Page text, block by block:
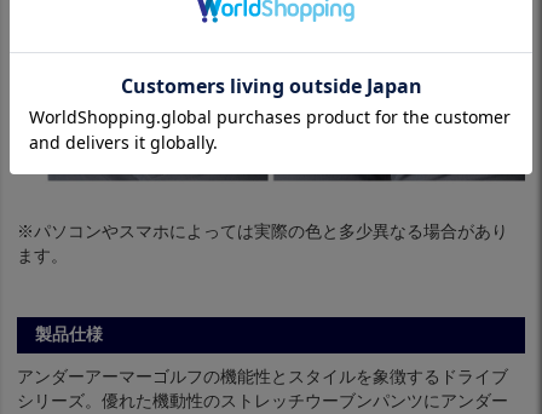
※パソコンやスマホによっては実際の色と多少異なる場合があり
ます。
製品仕様
アンダーアーマーゴルフの機能性とスタイルを象徴するドライブ
シリーズ。優れた機動性のストレッチウーブンパンツにアンダー